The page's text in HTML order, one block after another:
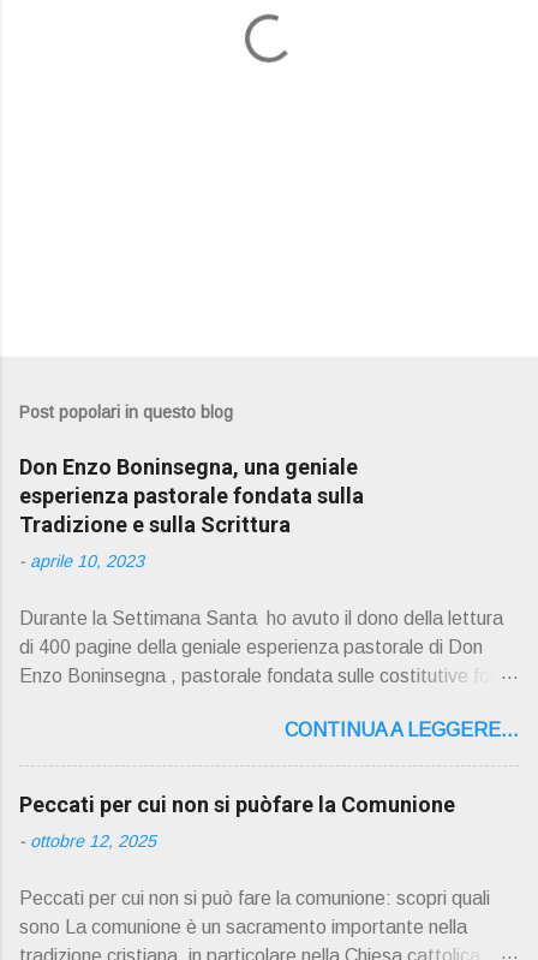
Post popolari in questo blog
Don Enzo Boninsegna, una geniale
esperienza pastorale fondata sulla
Tradizione e sulla Scrittura
- aprile 10, 2023
Durante la Settimana Santa ho avuto il dono della lettura
di 400 pagine della geniale esperienza pastorale di Don
Enzo Boninsegna , pastorale fondata sulle costitutive fon ti
Dio giunta in continuit à ecclesiale a noi per mezzo di Gesù,
degli Apostoli e dei loro successori . Io don Gino Oliosi v
orrei contribuire ad una lettura non pregiudiziale su don
Enzo Boninsegna . Per gli ultimi tempi di vita l'ho scelto
come Confessore. Del suo volume " ERO "CURATO" …
D on Enzo Boninsegna , per ordinazioni Via San Giovanni
Pupatoro,16 – 37134 Verona Tel. 045 8201679 – Cell.
CONTINUA A LEGGERE...
Peccati per cui non si puòfare la Comunione
- ottobre 12, 2025
Peccati per cui non si può fare la comunione: scopri quali
sono La comunione è un sacramento importante nella